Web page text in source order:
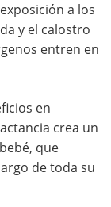
a los
y el calostro
entren en
en
crea un
que
de toda su